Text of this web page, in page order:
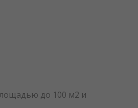
до 100 м2 и